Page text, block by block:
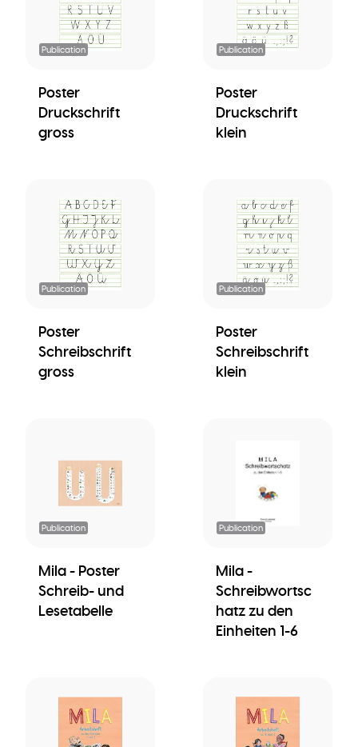
Publication
Poster
Druckschrift
gross
Publication
Poster
Druckschrift
klein
Publication
Poster
Schreibschrift
gross
Publication
Poster
Schreibschrift
klein
Publication
Mila - Poster
Schreib- und
Lesetabelle
Publication
Mila -
Schreibwortsc
hatz zu den
Einheiten 1-6